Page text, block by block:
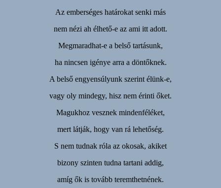
Az emberséges határokat senki más
nem nézi ah élhető-e az ami itt adott.
Megmaradhat-e a belső tartásunk,
ha nincsen igénye arra a döntőknek.
A belső engyensúlyunk szerint élünk-e,
vagy oly mindegy, hisz nem érinti őket.
Magukhoz vesznek mindenféléket,
mert látják, hogy van rá lehetőség.
S nem tudnak róla az okosak, akiket
bizony szinten tudna tartani addig,
amíg ők is tovább teremthetnének.